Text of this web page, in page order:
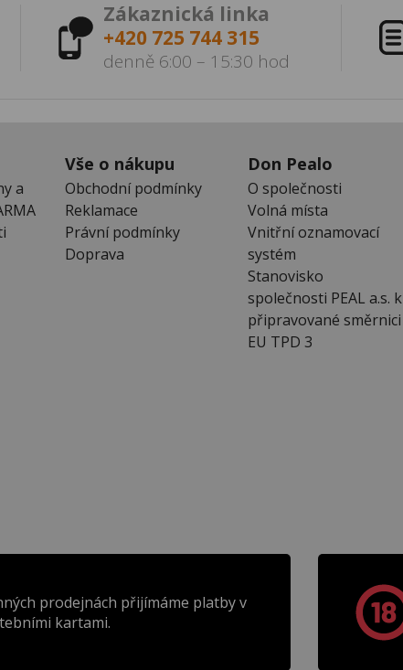
Zákaznická linka
+420 725 744 315
denně 6:00 – 15:30 hod
a
Vše o nákupu
Obchodní podmínky
Reklamace
Právní podmínky
Doprava
Don Pealo
O společnosti
Volná místa
Vnitřní oznamovací
systém
Stanovisko
společnosti PEAL a.s. k
připravované směrnici
EU TPD 3
prodejnách přijímáme platby v
kartami.